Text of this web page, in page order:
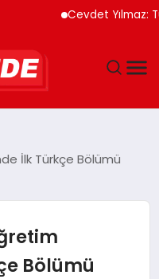
Cevdet Yılmaz:
İlk Türkçe Bölümü
Bölümü